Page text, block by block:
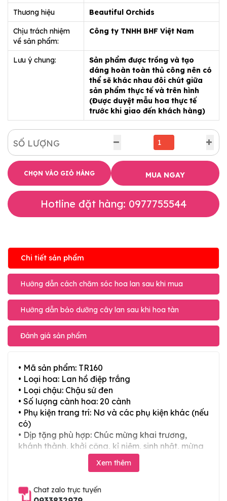
Thương hiệu Beautiful Orchids
Chịu trách nhiệm
về sản phẩm:
Công ty TNHH BHF Việt Nam
Lưu ý chung:
Sản phẩm được trồng và tạo
dáng hoàn toàn thủ công nên có
thể sẽ khác nhau đôi chút giữa
sản phẩm thực tế và trên hình
(Được duyệt mẫu hoa thực tế
trước khi giao đến khách hàng)
SỐ LƯỢNG
CHỌN VÀO GIỎ HÀNG MUA NGAY
Hotline đặt hàng: 0977755544
Chi tiết sản phẩm
Hướng dẫn cách chăm sóc hoa lan sau khi mua
Hướng dẫn bảo dưỡng cây lan sau khi hoa tàn
Đánh giá sản phẩm
• Mã sản phẩm: TR160
• Loại hoa: Lan hồ điệp trắng
• Loại chậu: Chậu sứ đen
• Số lượng cành hoa: 20 cành
• Phụ kiện trang trí: Nơ và các phụ kiện khác (nếu
có)
• Dịp tặng phù hợp: Chúc mừng khai trương,
khánh thành, khởi công, kỉ niệm, sinh nhật, mừng
thọ, mừng cưới, tân gia và các ngày lễ tết trong
Xem thêm
Chat zalo trực tuyến